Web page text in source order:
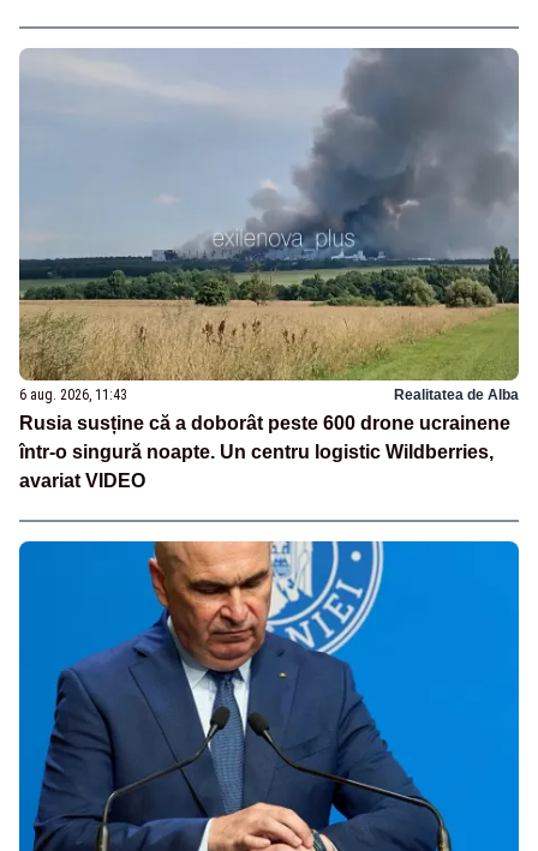
6 aug. 2026, 11:43 Realitatea de Alba
Rusia susține că a doborât peste 600 drone ucrainene
într-o singură noapte. Un centru logistic Wildberries,
avariat VIDEO